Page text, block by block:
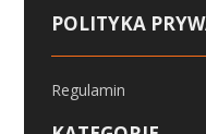
POLITYKA
Regulamin